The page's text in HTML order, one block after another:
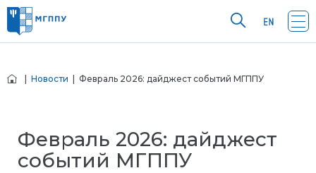
Новости | Февраль 2026: дайджест событий МГППУ
Февраль 2026: дайджест
событий МГППУ